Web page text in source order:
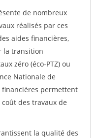
de nombreux
réalisés par ces
aides financières,
la transition
zéro (éco-PTZ) ou
Nationale de
financières permettent
des travaux de
la qualité des